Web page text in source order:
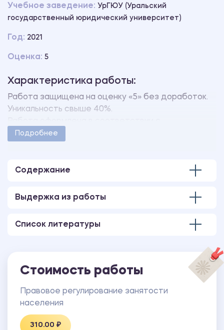
Учебное заведение: УрГЮУ (Уральский
государственный юридический университет)
Год: 2021
Оценка: 5
Характеристика работы:
Работа защищена на оценку «5» без доработок.
Уникальность свыше 40%.
методическими указаниями учебного заведения.
Подробнее
Содержание
Выдержка из работы
Список литературы
Стоимость работы
Правовое регулирование занятости
населения
310.00 ₽